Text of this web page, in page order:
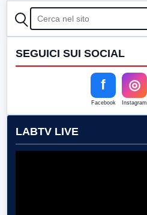
CERCA
SEGUICI SUI SOCIAL
f
Facebook
◎
Instagram
LABTV LIVE